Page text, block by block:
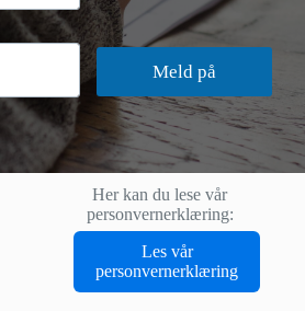
Meld på
Her kan du lese vår
personvernerklæring:
Les vår
personvernerklæring